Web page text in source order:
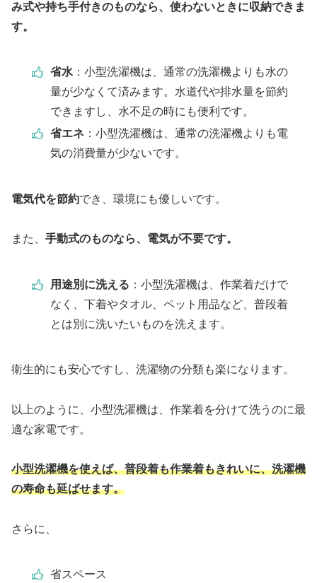
み式や持ち手付きのものなら、使わないときに収納できま
す。
省水：小型洗濯機は、通常の洗濯機よりも水の
量が少なくて済みます。水道代や排水量を節約
できますし、水不足の時にも便利です。
省エネ ：小型洗濯機は、通常の洗濯機よりも電
気の消費量が少ないです。
電気代を節約でき、環境にも優しいです。
また、 手動式のものなら、電気が不要です。
用途別に洗える ：小型洗濯機は、作業着だけで
なく、下着やタオル、ペット用品など、普段着
とは別に洗いたいものを洗えます。
衛生的にも安心ですし、洗濯物の分類も楽になります。
以上のように、小型洗濯機は、作業着を分けて洗うのに最
適な家電です。
小型洗濯機を使えば、普段着も作業着もきれいに、洗濯機
の寿命も延ばせます。
さらに、
省スペース